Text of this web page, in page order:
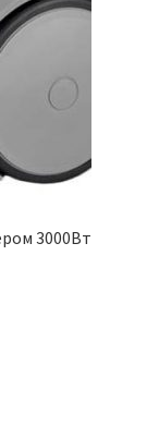
3000Вт